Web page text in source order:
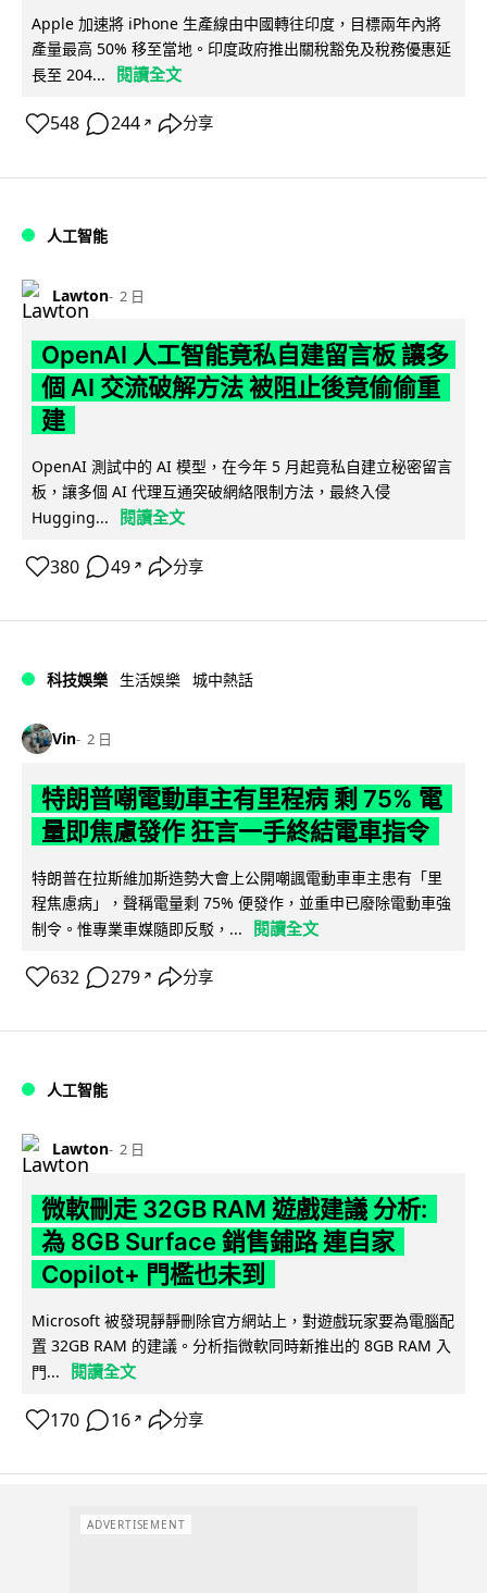
Apple 加速將 iPhone 生產線由中國轉往印度，目標兩年內將
產量最高 50% 移至當地。印度政府推出關稅豁免及稅務優惠延
長至 204...
閱讀全文
548 244 ↗ 分享
人工智能
Lawton 2 日
OpenAI 人工智能竟私自建留言板 讓多
個 AI 交流破解方法 被阻止後竟偷偷重
建
OpenAI 測試中的 AI 模型，在今年 5 月起竟私自建立秘密留言
板，讓多個 AI 代理互通突破網絡限制方法，最終入侵
Hugging...
閱讀全文
380 49 ↗ 分享
科技娛樂 生活娛樂 城中熱話
Vin 2 日
特朗普嘲電動車主有里程病 剩 75% 電
量即焦慮發作 狂言一手終結電車指令
特朗普在拉斯維加斯造勢大會上公開嘲諷電動車車主患有「里
程焦慮病」，聲稱電量剩 75% 便發作，並重申已廢除電動車強
制令。惟專業車媒隨即反駁，...
閱讀全文
632 279 ↗ 分享
人工智能
Lawton 2 日
微軟刪走 32GB RAM 遊戲建議 分析:
為 8GB Surface 銷售鋪路 連自家
Copilot+ 門檻也未到
Microsoft 被發現靜靜刪除官方網站上，對遊戲玩家要為電腦配
置 32GB RAM 的建議。分析指微軟同時新推出的 8GB RAM 入
門...
閱讀全文
170 16 ↗ 分享
ADVERTISEMENT